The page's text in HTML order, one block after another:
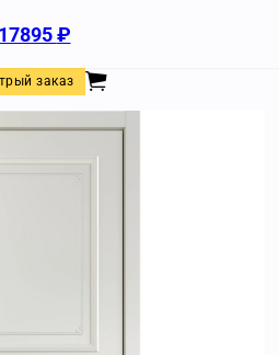
17895₽
заказ